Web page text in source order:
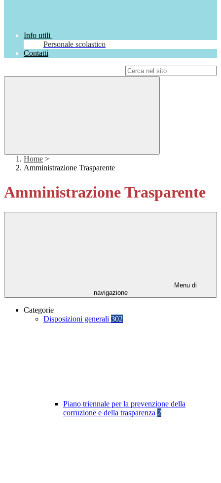
Info utili
Personale scolastico
Contatti
Home >
Amministrazione Trasparente
Amministrazione Trasparente
Menu di
navigazione
Categorie
Disposizioni generali 302
Piano triennale per la prevenzione della
corruzione e della trasparenza 2